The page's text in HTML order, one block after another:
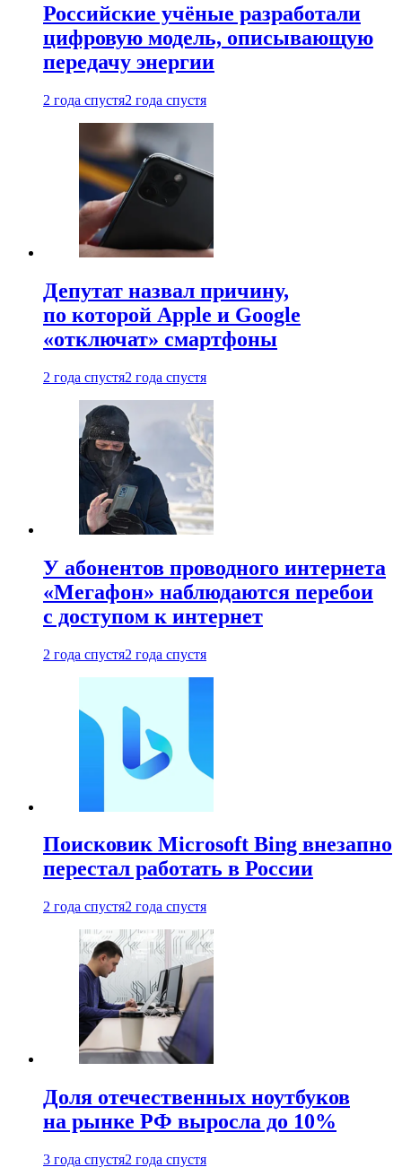
Российские учёные разработали
цифровую модель, описывающую
передачу энергии
2 года спустя2 года спустя
Депутат назвал причину,
по которой Apple и Google
«отключат» смартфоны
2 года спустя2 года спустя
У абонентов проводного интернета
«Мегафон» наблюдаются перебои
с доступом к интернет
2 года спустя2 года спустя
Поисковик Microsoft Bing внезапно
перестал работать в России
2 года спустя2 года спустя
Доля отечественных ноутбуков
на рынке РФ выросла до 10%
3 года спустя2 года спустя